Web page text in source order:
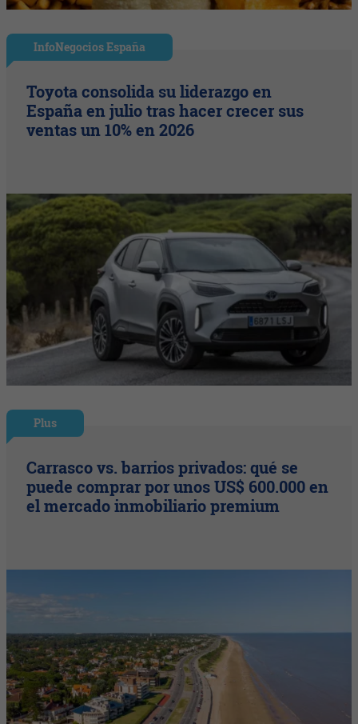
InfoNegocios España
Toyota consolida su liderazgo en
España en julio tras hacer crecer sus
ventas un 10% en 2026
Plus
Carrasco vs. barrios privados: qué se
puede comprar por unos US$ 600.000 en
el mercado inmobiliario premium